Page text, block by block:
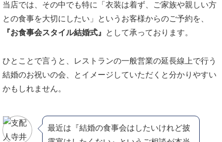
当店では、その中でも特に「衣装は着ず、ご家族や親しい方
との食事を大切にしたい」というお客様からのご予約を、
『お食事会スタイル結婚式』
として承っております。
ひとことで言うと、レストランの一般営業の延長線上で行う
結婚のお祝いの会、とイメージしていただくと分かりやすい
かもしれません。
最近は『結婚の食事会はしたいけれど披